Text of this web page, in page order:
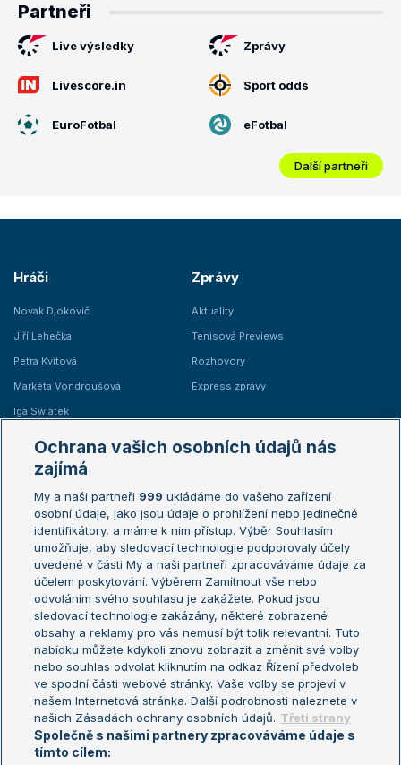
Partneři
Live výsledky Zprávy
Livescore.in Sport odds
EuroFotbal eFotbal
Další partneři
Hráči
Novak Djokovič
Jiří Lehečka
Petra Kvitová
Markéta Vondroušová
Iga Swiatek
Zprávy
Aktuality
Tenisová Previews
Rozhovory
Express zprávy
Žebříčky
Žebříček ATP (muži)
Žebříček WTA (ženy)
Sázkařský žebříček
Australian Open
French Open
Wimbledon
US Open
Turnaj mistrů
Turnaj mistryň
Aktualní trendy
Fotbalové přestupy
Livesport Daily
LS Prague Open
Ochrana vašich osobních údajů nás
zajímá
My a naši partneři 999 ukládáme do vašeho zařízení
osobní údaje, jako jsou údaje o prohlížení nebo jedinečné
identifikátory, a máme k nim přístup. Výběr Souhlasím
umožňuje, aby sledovací technologie podporovaly účely
uvedené v části My a naši partneři zpracováváme údaje za
účelem poskytování. Výběrem Zamítnout vše nebo
odvoláním svého souhlasu je zakážete. Pokud jsou
sledovací technologie zakázány, některé zobrazené
obsahy a reklamy pro vás nemusí být tolik relevantní. Tuto
nabídku můžete kdykoli znovu zobrazit a změnit své volby
nebo souhlas odvolat kliknutím na odkaz Řízení předvoleb
ve spodní části webové stránky. Vaše volby se projeví v
našem Internetová stránka. Další podrobnosti naleznete v
našich Zásadách ochrany osobních údajů. Třetí strany
Společně s našimi partnery zpracováváme údaje s
tímto cílem: